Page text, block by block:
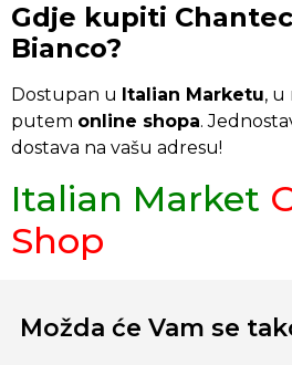
Gdje kupiti
Bianco?
Dostupan u Italian Marketu, u
putem online shopa.
dostava na vašu adresu!
Italian Market
Shop
Možda će Vam se